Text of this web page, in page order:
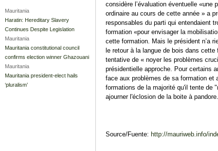
considère l’évaluation éventuelle «une
ordinaire au cours de cette année » a
responsables du parti qui entendaient
formation «pour envisager la
cette formation. Mais le président n’a
le retour à la langue de bois dans
tentative de « noyer les problèmes
présidentielle approche. Pour certains
face aux problèmes de sa formation
formations de la majorité qu'il tente de
ajourner l'éclosion de la boite à
Source/Fuente: http://mauriweb.info/
Mauritania
Haratin: Hereditary Slavery
Continues Despite Legislation
Mauritania
Mauritania constitutional council
confirms election winner Ghazouani
Mauritania
Mauritania president-elect hails
‘pluralism’